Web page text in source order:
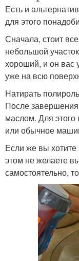
Есть и
для этого
Сначала, стоит
небольшой
хороший, и он вас
уже на всю
Натирать
После
маслом. Для этого
или обычное
Если же вы хотите
этом не желаете
самостоятельно,